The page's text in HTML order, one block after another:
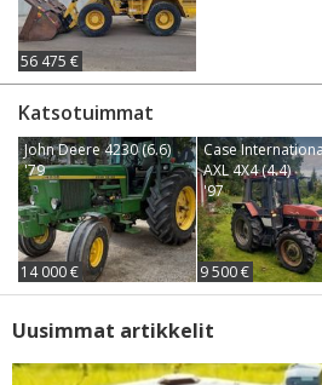
56 475 €
Katsotuimmat
John Deere 4230 (6.6)
'79
14 000 €
Case
AXL 4X4 (4.4)
'97
9 500 €
Uusimmat artikkelit